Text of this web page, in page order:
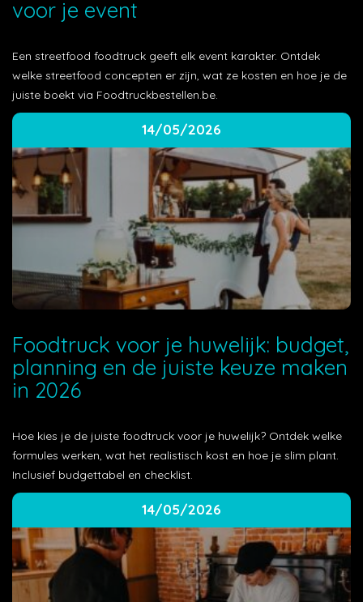
voor je event
Een streetfood foodtruck geeft elk event karakter. Ontdek
welke streetfood concepten er zijn, wat ze kosten en hoe je de
juiste boekt via Foodtruckbestellen.be.
14/05/2026
Foodtruck voor je huwelijk: budget,
planning en de juiste keuze maken
in 2026
Hoe kies je de juiste foodtruck voor je huwelijk? Ontdek welke
formules werken, wat het realistisch kost en hoe je slim plant.
Inclusief budgettabel en checklist.
14/05/2026